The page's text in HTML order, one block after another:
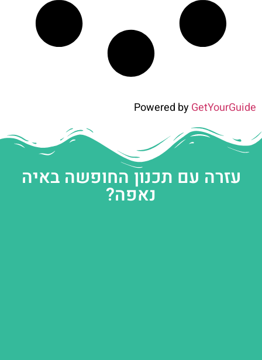
Powered byGetYourGuide
עזרה עם תכנון החופשה באיה
נאפה?